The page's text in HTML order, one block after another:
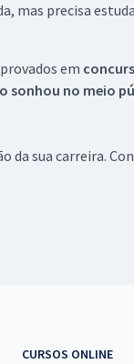
mas precisa
em
sonhou no meio
da sua carreira.
CURSOS ONLINE